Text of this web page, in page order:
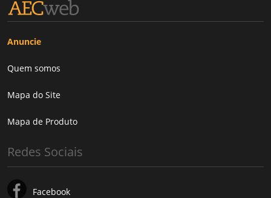
Anuncie
Quem somos
Mapa do Site
Mapa de Produto
Redes Sociais
Facebook